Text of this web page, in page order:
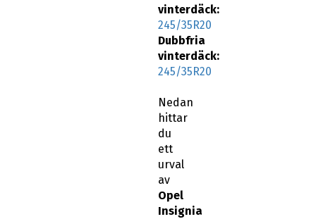
vinterdäck:
245/35R20
Dubbfria
vinterdäck:
245/35R20
Nedan
hittar
du
ett
urval
av
Opel
Insignia